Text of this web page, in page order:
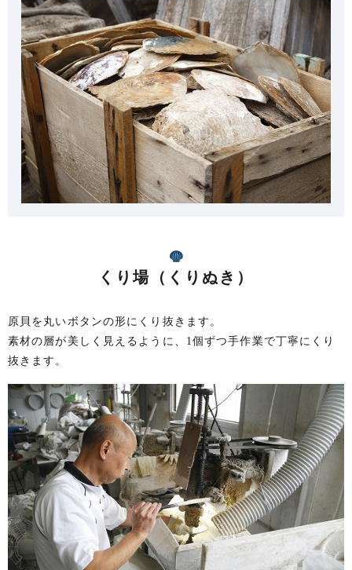
くり場（くりぬき）
原貝を丸いボタンの形にくり抜きます。
素材の層が美しく見えるように、1個ずつ手作業で丁寧にくり
抜きます。